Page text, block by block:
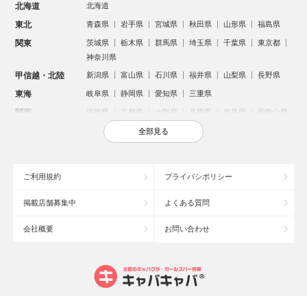
北海道 北海道
東北 青森県 岩手県 宮城県 秋田県 山形県 福島県
関東 茨城県 栃木県 群馬県 埼玉県 千葉県
東京都
神奈川県
甲信越・北陸 新潟県 富山県 石川県 福井県 山梨県 長野県
東海 岐阜県 静岡県 愛知県 三重県
関西 滋賀県 京都府 大阪府 兵庫県 奈良県 和歌山県
鳥取県 島根県 岡山県 広島県
沖縄県
大宮のキャバクラ
六本木のキャバクラ
池袋駅（西口）のキャバクラ
全部見る
ご利用規約 プライバシポリシー
掲載店舗募集中 よくある質問
会社概要 お問い合わせ